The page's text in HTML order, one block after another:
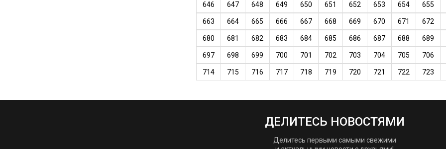
646 647 648 649 650 651 652 653 654 655
663 664 665 666 667 668 669 670 671 672
680 681 682 683 684 685 686 687 688 689
697 698 699 700 701 702 703 704 705 706
714 715 716 717 718 719 720 721 722 723
ДЕЛИТЕСЬ НОВОСТЯМИ
Делитесь первыми самыми свежими